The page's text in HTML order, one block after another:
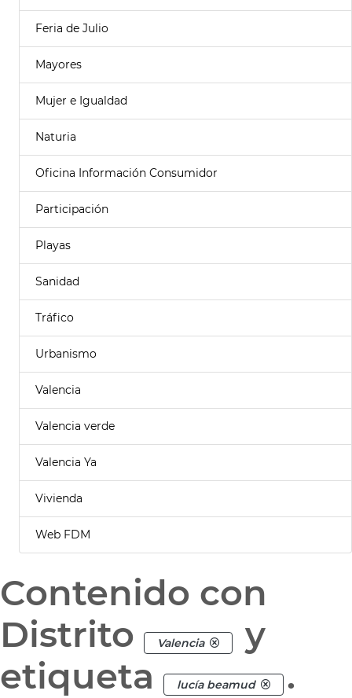
Feria de Julio
Mayores
Mujer e Igualdad
Naturia
Oficina Información Consumidor
Participación
Playas
Sanidad
Tráfico
Urbanismo
Valencia
Valencia verde
Valencia Ya
Vivienda
Web FDM
Contenido con
Distrito
Valencia
y
etiqueta
lucía beamud .